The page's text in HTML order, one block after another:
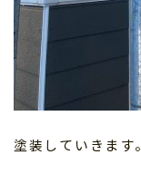
塗装していきます。